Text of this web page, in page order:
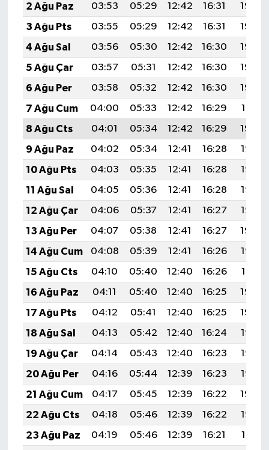
2 Ağu Paz
03:53 05:29 12:42 16:31
19:46
3 Ağu Pts
03:55 05:29 12:42 16:31
19:45
4 Ağu Sal
03:56 05:30 12:42 16:30
19:44
5 Ağu Çar
03:57 05:31 12:42 16:30
19:43
6 Ağu Per
03:58 05:32 12:42 16:30
19:42
7 Ağu Cum
04:00 05:33 12:42 16:29
19:41
8 Ağu Cts
04:01 05:34 12:42 16:29
19:40
9 Ağu Paz
04:02 05:34 12:41 16:28
19:38
10 Ağu Pts
04:03 05:35 12:41 16:28
19:37
11 Ağu Sal
04:05 05:36 12:41 16:28
19:36
12 Ağu Çar
04:06 05:37 12:41 16:27
19:35
13 Ağu Per
04:07 05:38 12:41 16:27
19:34
14 Ağu Cum
04:08 05:39 12:41 16:26
19:33
15 Ağu Cts
04:10 05:40 12:40 16:26
19:31
16 Ağu Paz
04:11 05:40 12:40 16:25
19:30
17 Ağu Pts
04:12 05:41 12:40 16:25
19:29
18 Ağu Sal
04:13 05:42 12:40 16:24
19:28
19 Ağu Çar
04:14 05:43 12:40 16:23
19:26
20 Ağu Per
04:16 05:44 12:39 16:23
19:25
21 Ağu Cum
04:17 05:45 12:39 16:22
19:24
22 Ağu Cts
04:18 05:46 12:39 16:22
19:22
23 Ağu Paz
04:19 05:46 12:39 16:21
19:21